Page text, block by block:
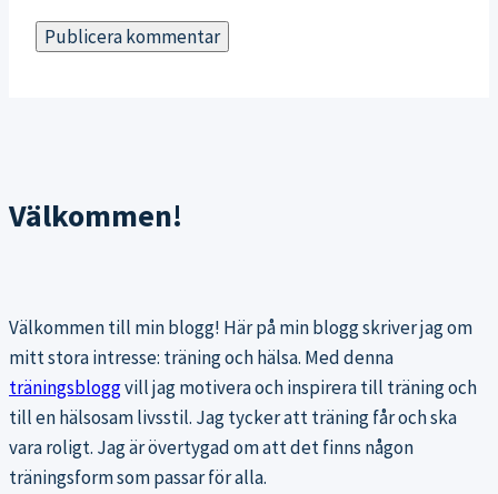
Välkommen!
Välkommen till min blogg! Här på min blogg skriver jag om
mitt stora intresse: träning och hälsa. Med denna
träningsbloggvill jag motivera och inspirera till träning och
till en hälsosam livsstil. Jag tycker att träning får och ska
vara roligt. Jag är övertygad om att det finns någon
träningsform som passar för alla.